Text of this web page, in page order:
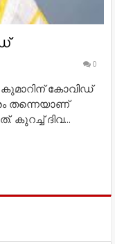
0
കോവിഡ്
തന്നെയാണ്
കുറച്ച് ദിവ...